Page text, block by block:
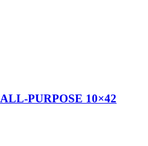
PURPOSE 10×42